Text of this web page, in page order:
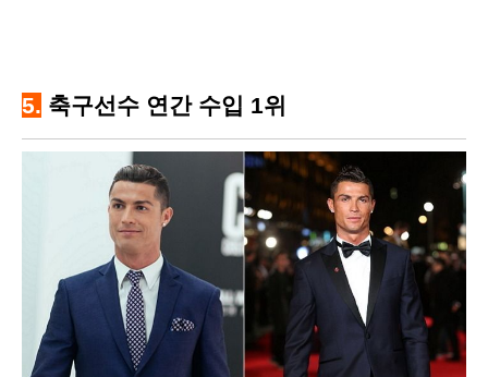
5. 축구선수 연간 수입 1위